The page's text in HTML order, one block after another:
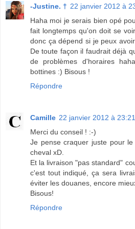
-Justine. † 22 janvier 2012 à
Haha moi je serais bien opé
fait longtemps qu'on doit se
donc ça dépend si je peux
De toute façon il faudrait déjà
de problèmes d'horaires
bottines :) Bisous !
Répondre
Camille 22 janvier 2012 à 23:21
Merci du conseil ! :-)
Je pense craquer juste pour
cheval xD.
Et la livraison "pas standard"
c'est tout indiqué, ça sera
éviter les douanes, encore
Bisous!
Répondre